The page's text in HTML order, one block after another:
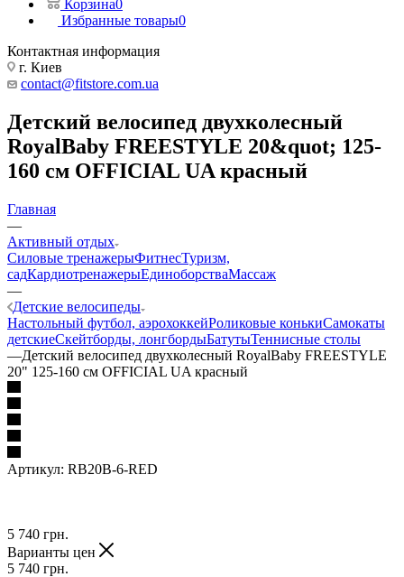
Корзина0
Избранные товары0
Контактная информация
г. Киев
contact@fitstore.com.ua
Детский велосипед двухколесный
RoyalBaby FREESTYLE 20&quot; 125-
160 см OFFICIAL UA красный
Главная
—
Активный отдых
Силовые тренажерыФитнесТуризм,
садКардиотренажерыЕдиноборстваМассаж
—
Детские велосипеды
Настольный футбол, аэрохоккейРоликовые конькиСамокаты
детскиеСкейтборды, лонгбордыБатутыТеннисные столы
—Детский велосипед двухколесный RoyalBaby FREESTYLE
20" 125-160 см OFFICIAL UA красный
Артикул: RB20B-6-RED
5 740 грн.
Варианты цен
5 740 грн.